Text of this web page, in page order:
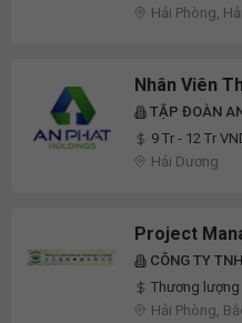
Hải Phòng,
Nhân Viên
TẬP ĐOÀN
9 Tr - 12 Tr
Hải Dương
Project
CÔNG TY
Thương lượng
Hải Phòng,